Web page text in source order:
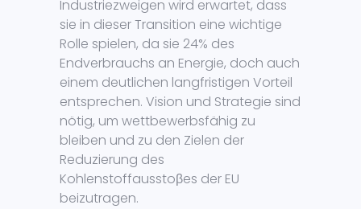
Industriezweigen wird erwartet, dass
sie in dieser Transition eine wichtige
Rolle spielen, da sie 24% des
Endverbrauchs an Energie, doch auch
einem deutlichen langfristigen Vorteil
entsprechen. Vision und Strategie sind
nötig, um wettbewerbsfähig zu
bleiben und zu den Zielen der
Reduzierung des
Kohlenstoffausstoβes der EU
beizutragen.